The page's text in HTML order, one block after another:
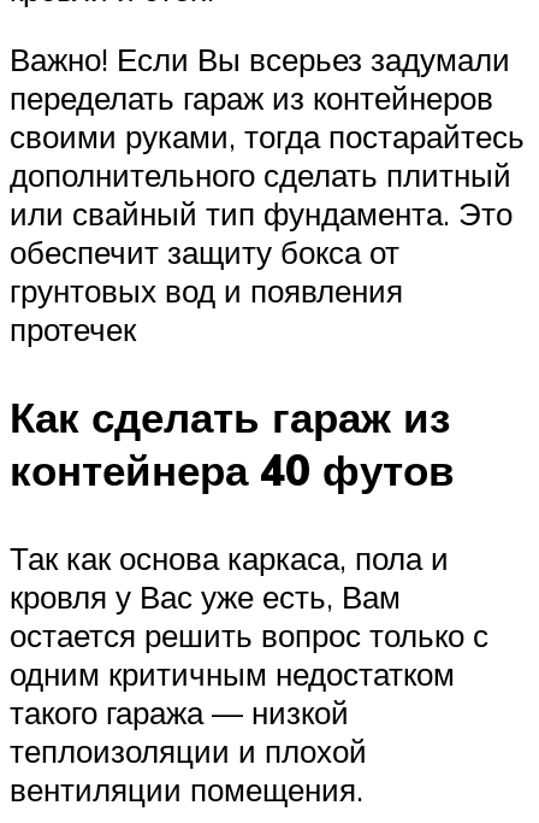
Важно! Если Вы всерьез задумали
переделать гараж из контейнеров
своими руками, тогда постарайтесь
дополнительного сделать плитный
или свайный тип фундамента. Это
обеспечит защиту бокса от
грунтовых вод и появления
протечек
Как сделать гараж из
контейнера 40 футов
Так как основа каркаса, пола и
кровля у Вас уже есть, Вам
остается решить вопрос только с
одним критичным недостатком
такого гаража — низкой
теплоизоляции и плохой
вентиляции помещения.